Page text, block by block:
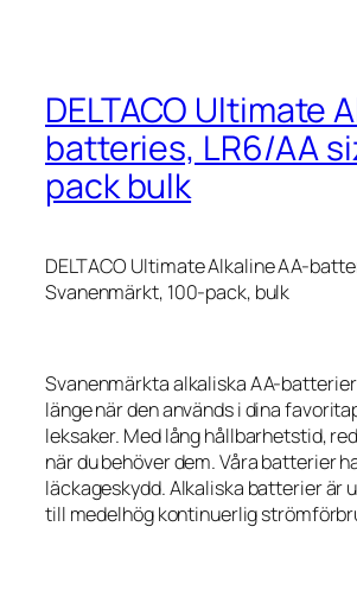
DELTACO Ultimate
batteries, LR6/AA
pack bulk
DELTACO Ultimate Alkaline AA-
Svanenmärkt, 100-pack, bulk
Svanenmärkta alkaliska AA-
länge när den används i dina
leksaker. Med lång hållbarhetstid,
när du behöver dem. Våra batterier
läckageskydd. Alkaliska batterier är
till medelhög kontinuerlig